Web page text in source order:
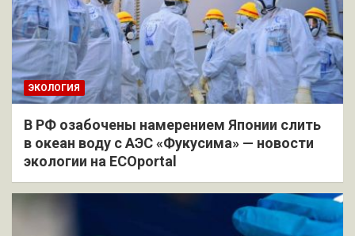
ЭКОЛОГИЯ
В РФ озабочены намерением Японии слить
в океан воду с АЭС «Фукусима» — новости
экологии на ECOportal